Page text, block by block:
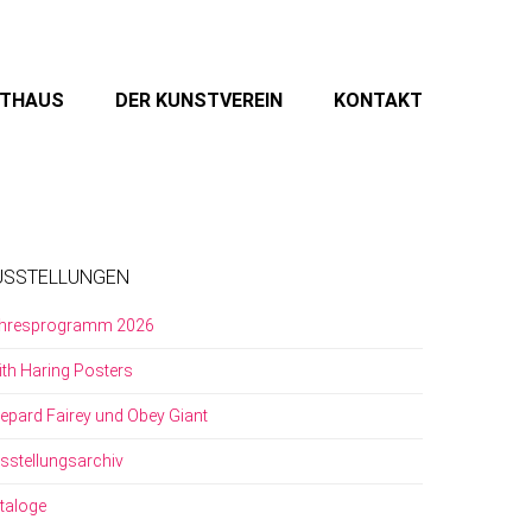
DER KUNSTVEREIN KONTAKT
2026
Haring Posters
Fairey und Obey Giant